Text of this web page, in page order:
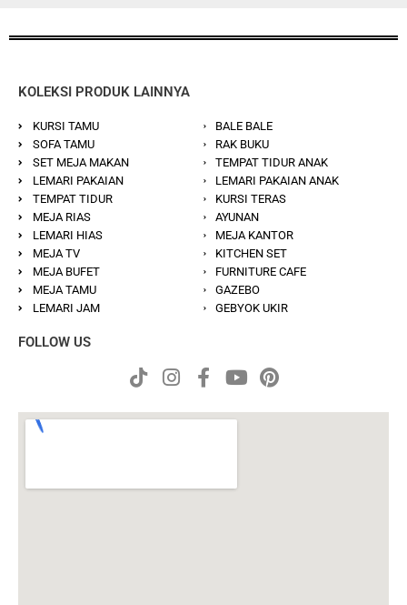
KOLEKSI PRODUK LAINNYA
KURSI TAMU
SOFA TAMU
SET MEJA MAKAN
LEMARI PAKAIAN
TEMPAT TIDUR
MEJA RIAS
LEMARI HIAS
MEJA TV
MEJA BUFET
MEJA TAMU
LEMARI JAM
BALE BALE
RAK BUKU
TEMPAT TIDUR ANAK
LEMARI PAKAIAN ANAK
KURSI TERAS
AYUNAN
MEJA KANTOR
KITCHEN SET
FURNITURE CAFE
GAZEBO
GEBYOK UKIR
FOLLOW US